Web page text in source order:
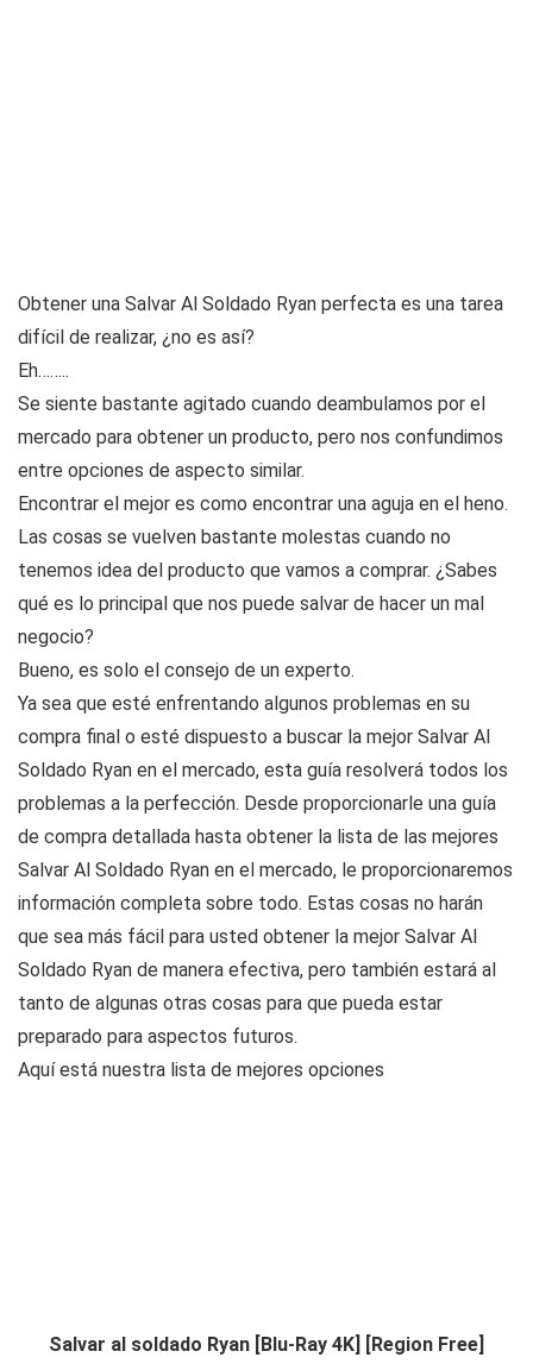
Obtener una Salvar Al Soldado Ryan perfecta es una tarea
difícil de realizar, ¿no es así?
Eh……..
Se siente bastante agitado cuando deambulamos por el
mercado para obtener un producto, pero nos confundimos
entre opciones de aspecto similar.
Encontrar el mejor es como encontrar una aguja en el heno.
Las cosas se vuelven bastante molestas cuando no
tenemos idea del producto que vamos a comprar. ¿Sabes
qué es lo principal que nos puede salvar de hacer un mal
negocio?
Bueno, es solo el consejo de un experto.
Ya sea que esté enfrentando algunos problemas en su
compra final o esté dispuesto a buscar la mejor Salvar Al
Soldado Ryan en el mercado, esta guía resolverá todos los
problemas a la perfección. Desde proporcionarle una guía
de compra detallada hasta obtener la lista de las mejores
Salvar Al Soldado Ryan en el mercado, le proporcionaremos
información completa sobre todo. Estas cosas no harán
que sea más fácil para usted obtener la mejor Salvar Al
Soldado Ryan de manera efectiva, pero también estará al
tanto de algunas otras cosas para que pueda estar
preparado para aspectos futuros.
Aquí está nuestra lista de mejores opciones
Salvar al soldado Ryan [Blu-Ray 4K] [Region Free]